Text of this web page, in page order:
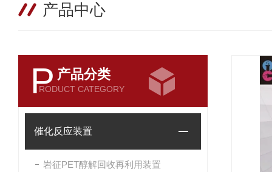
产品中心
P 产品分类
RODUCT CATEGORY
催化反应装置
岩征PET醇解回收再利用装置